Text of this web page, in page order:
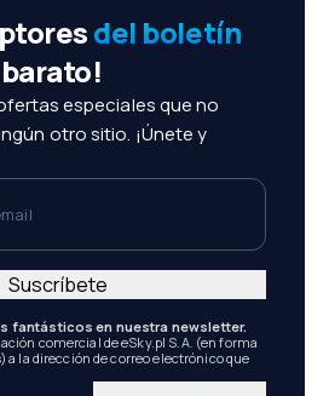
del boletín
especiales que no
otro sitio. ¡Únete y
fantásticos en nuestra newsletter.
comercial de eSky.pl S.A. (en forma
a la dirección de correo electrónico que
Suscríbete